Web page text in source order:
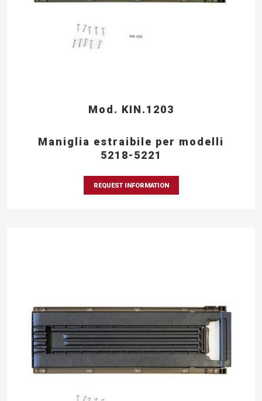
Mod. KIN.1203
Maniglia estraibile per modelli
5218-5221
REQUEST INFORMATION